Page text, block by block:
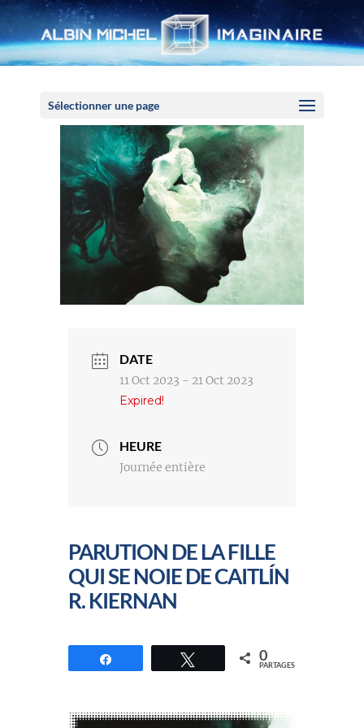
Sélectionner une page
DATE
11 Oct 2023 - 21 Oct 2023
Expired!
HEURE
Journée entière
PARUTION DE LA FILLE
QUI SE NOIE DE CAITLÍN
R. KIERNAN
Tweetez 0
PARTAGES
Panneau de gestion des cookies